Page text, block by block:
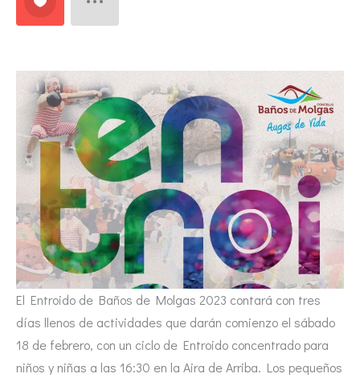
El Entroido de Baños de Molgas 2023 contará con tres
días llenos de actividades que darán comienzo el sábado
18 de febrero, con un ciclo de Entroido concentrado para
niños y niñas a las 16:30 en la Aira de Arriba. Los pequeños